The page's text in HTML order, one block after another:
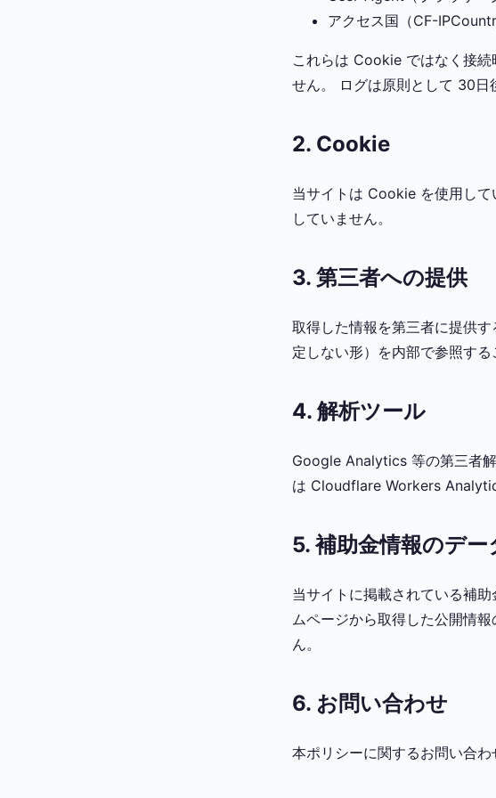
アクセス国（CF-
これらは Cookie ではなく接続
せん。 ログは原則として 30日
2. Cookie
当サイトは Cookie を使用し
していません。
3. 第三者への提供
取得した情報を第三者に提供
定しない形）を内部で参照する
4. 解析ツール
Google Analytics 等の第三者
は Cloudflare Workers
5. 補助金情報のデー
当サイトに掲載されている補
ムページから取得した公開情
ん。
6. お問い合わせ
本ポリシーに関するお問い合わ